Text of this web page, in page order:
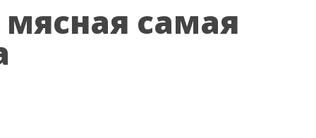
самая